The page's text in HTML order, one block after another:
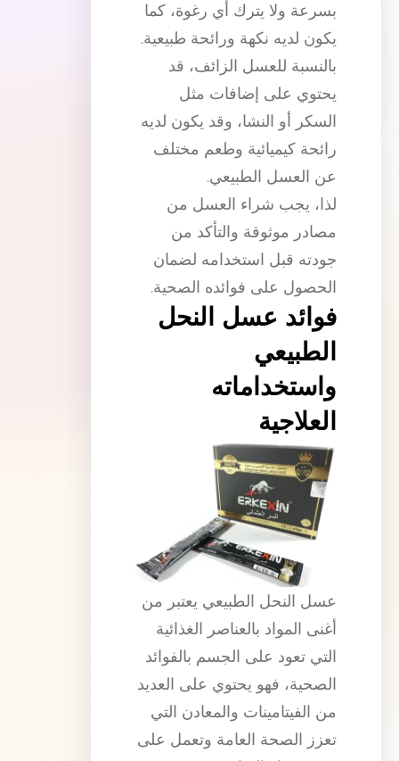
بسرعة ولا يترك أي رغوة، كما
يكون لديه نكهة ورائحة طبيعية.
بالنسبة للعسل الزائف، قد
يحتوي على إضافات مثل
السكر أو النشا، وقد يكون لديه
رائحة كيميائية وطعم مختلف
عن العسل الطبيعي.
لذا، يجب شراء العسل من
مصادر موثوقة والتأكد من
جودته قبل استخدامه لضمان
الحصول على فوائده الصحية.
فوائد عسل النحل
الطبيعي
واستخداماته
العلاجية
عسل النحل الطبيعي يعتبر من
أغنى المواد بالعناصر الغذائية
التي تعود على الجسم بالفوائد
الصحية، فهو يحتوي على العديد
من الفيتامينات والمعادن التي
تعزز الصحة العامة وتعمل على